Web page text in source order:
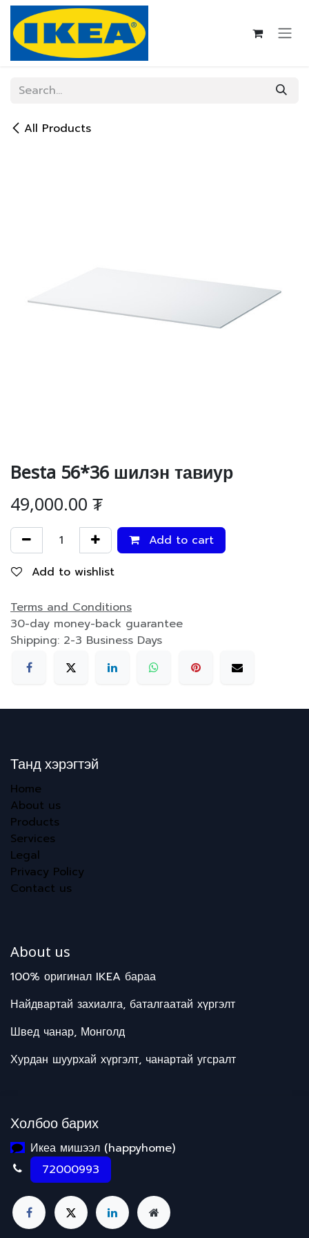
Skip to Content
All Products
Besta 56*36 шилэн тавиур
49,000.00₮
Add to cart
Add to wishlist
Terms and Conditions
30-day money-back guarantee
Shipping: 2-3 Business Days
Танд хэрэгтэй
Home
About us
Products
Services
Legal
Privacy Policy
Contact us
About us
100% оригинал IKEA бараа
Найдвартай захиалга, баталгаатай хүргэлт
Швед чанар, Монголд
Хурдан шуурхай хүргэлт, чанартай угсралт
Холбоо барих
Икеа мишээл (happyhome)
72000993